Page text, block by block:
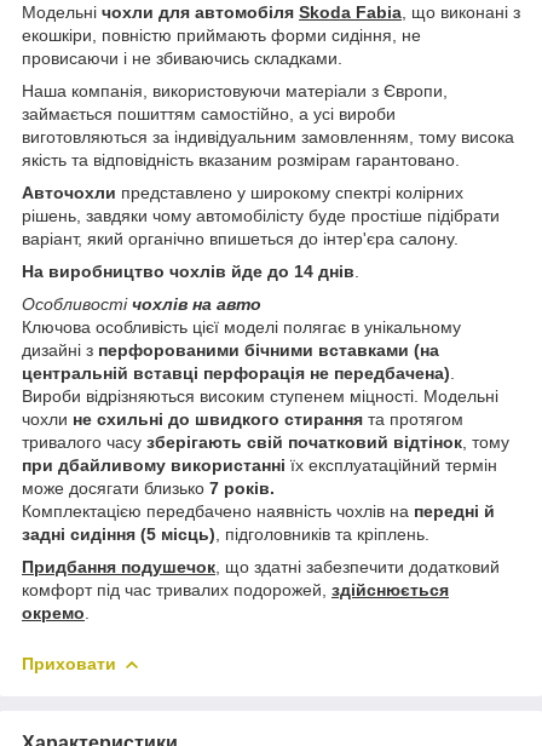
Модельні чохли для автомобіля Skoda Fabia , що виконані з
екошкіри, повністю приймають форми сидіння, не
провисаючи і не збиваючись складками.
Наша компанія, використовуючи матеріали з Європи,
займається пошиттям самостійно, а усі вироби
виготовляються за індивідуальним замовленням, тому висока
якість та відповідність вказаним розмірам гарантовано.
Авточохли представлено у широкому спектрі колірних
рішень, завдяки чому автомобілісту буде простіше підібрати
варіант, який органічно впишеться до інтер'єра салону.
На виробництво чохлів йде до 14 днів
Особливостічохлів на авто
Ключова особливість цієї моделі полягає в унікальному
дизайні з перфорованими бічними вставками (на
центральній вставці перфорація не передбачена)
Вироби відрізняються високим ступенем міцності. Модельні
чохли не схильні до швидкого стирання та протягом
тривалого часу зберігають свій початковий відтінок , тому
при дбайливому використанні їх експлуатаційний термін
може досягати близько 7 років.
Комплектацією передбачено наявність чохлів на передні й
задні сидіння (5 місць) , підголовників та кріплень.
Придбання подушечок , що здатні забезпечити додатковий
комфорт під час тривалих подорожей, здійснюється
окремо
Приховати